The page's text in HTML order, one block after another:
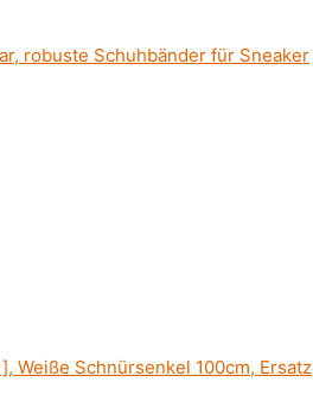
robuste Schuhbänder für Sneaker
Weiße Schnürsenkel 100cm, Ersatz